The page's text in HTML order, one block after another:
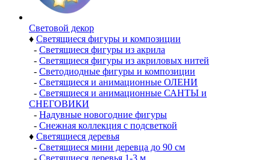
Световой декор
♦ Светящиеся фигуры и композиции
- Светящиеся фигуры из акрила
- Светящиеся фигуры из акриловых нитей
- Светодиодные фигуры и композиции
- Светящиеся и анимационные ОЛЕНИ
- Светящиеся и анимационные САНТЫ и
СНЕГОВИКИ
- Надувные новогодние фигуры
- Снежная коллекция с подсветкой
♦ Светящиеся деревья
- Светящиеся мини деревца до 90 см
- Светящиеся деревья 1-3 м